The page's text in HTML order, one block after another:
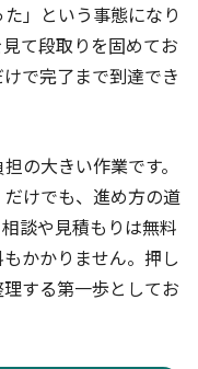
」という事態になり
て段取りを固めてお
で完了まで到達でき
の大きい作業です。
けでも、進め方の道
談や見積もりは無料
かかりません。押し
する第一歩としてお